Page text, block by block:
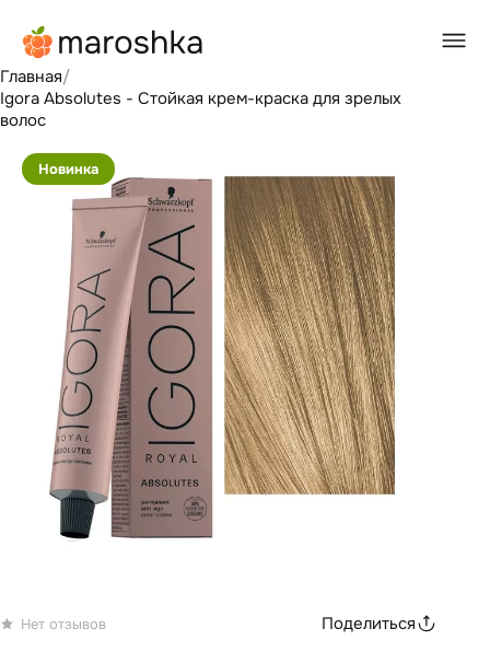
Главная/
Igora Absolutes - Стойкая крем-краска для зрелых
волос
Новинка
Нет отзывов Поделиться